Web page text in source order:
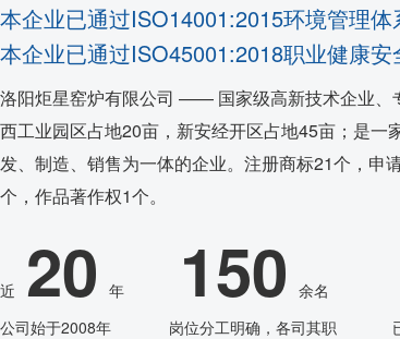
代工服务
本企业已通过ISO14001:2015环境管理体
本企业已通过ISO45001:2018职业健康
洛阳炬星窑炉有限公司 —— 国家级高新技术企业、
西工业园区占地20亩，新安经开区占地45亩；是一
发、制造、销售为一体的企业。注册商标21个，申
个，作品著作权1个。
近 20 年
公司始于2008年
150 余名
岗位分工明确，各司其职